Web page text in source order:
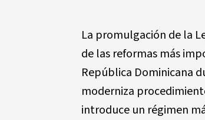
La promulgación de la
de las reformas más
República Dominicana
moderniza
introduce un régimen